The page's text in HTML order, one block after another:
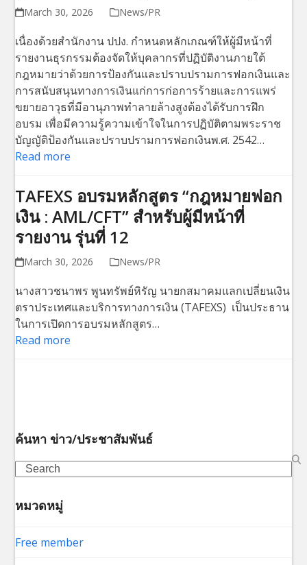
March 30, 2026 News/PR
เนื่องด้วยสำนักงาน ปปง. กำหนดหลักเกณฑ์ให้ผู้มีหน้าที่
รายงานธุรกรรมต้องจัดให้บุคลากรที่ปฏิบัติงานภายใต้
กฎหมายว่าด้วยการป้องกันและปราบปรามการฟอกเงินและ
การสนับสนุนทางการเงินแก่การก่อการร้ายและการแพร่
ขยายอาวุธที่มีอานุภาพทำลายล้างสูงต้องได้รับการฝึก
อบรม เพื่อมีความรู้ความเข้าใจในการปฏิบัติตามพระราช
บัญญัติป้องกันและปราบปรามการฟอกเงินพ.ศ. 2542…
Read more
TAFEXS อบรมหลักสูตร “กฎหมายฟอก
เงิน : AML/CFT” สำหรับผู้มีหน้าที่
รายงาน รุ่นที่ 12
March 30, 2026 News/PR
นางสาวชนาพร พูนทรัพย์หิรัญ นายกสมาคมแลกเปลี่ยนเงิน
ตราประเทศและบริการทางการเงิน (TAFEXS) เป็นประธาน
ในการเปิดการอบรมหลักสูตร…
Read more
ค้นหา ข่าว/ประชาสัมพันธ์
Search
หมวดหมู่
Free member